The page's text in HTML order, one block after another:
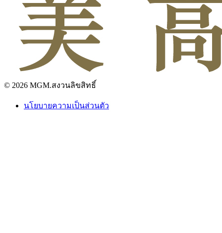
© 2026 MGM.สงวนลิขสิทธิ์
นโยบายความเป็นส่วนตัว